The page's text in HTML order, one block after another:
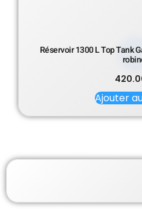
Réservoir 1300 L Top Tank
Ajouter